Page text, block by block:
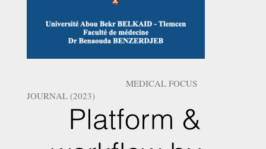
MEDICAL FOCUS
JOURNAL (2023)